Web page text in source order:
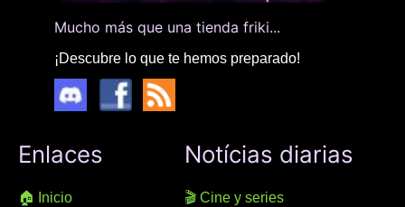
Mucho más que una tienda friki...
¡Descubre lo que te hemos preparado!
Enlaces
🏠 Inicio
Notícias diarias
🎬 Cine y series